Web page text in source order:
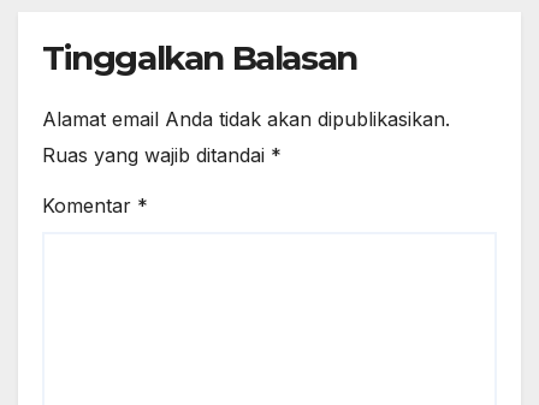
Tinggalkan Balasan
Alamat email Anda tidak akan dipublikasikan.
Ruas yang wajib ditandai *
Komentar *